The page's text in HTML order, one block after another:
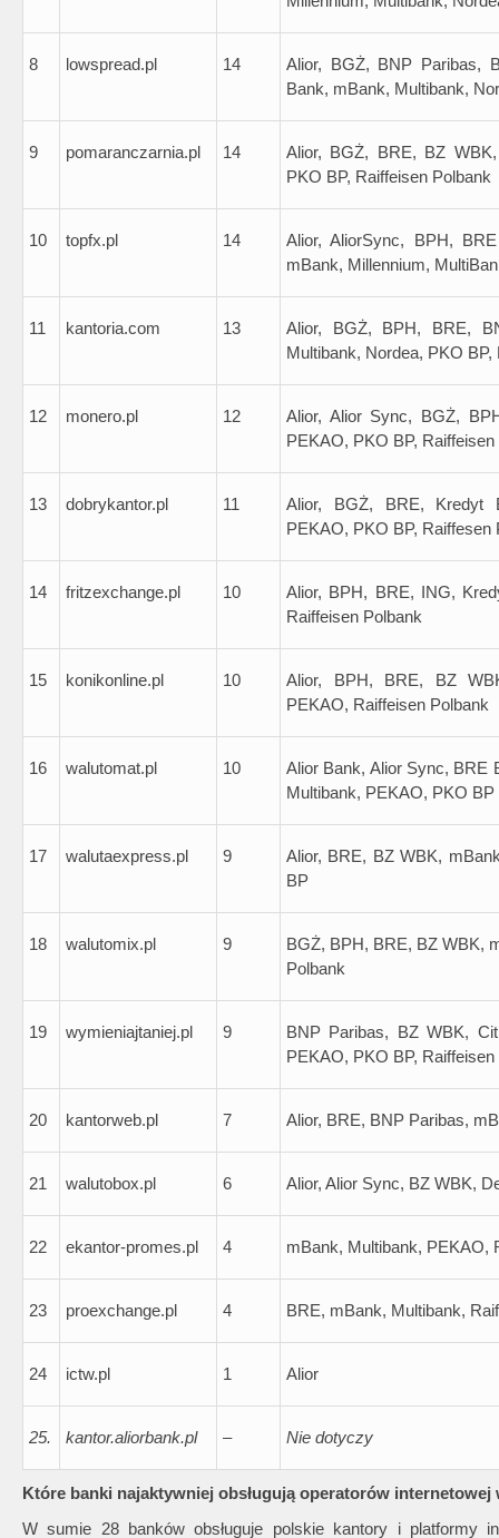
8 lowspread.pl 14
Alior, BGŻ, BNP Paribas,
Bank, mBank, Multibank,
9 pomaranczarnia.pl 14
Alior, BGŻ, BRE, BZ
PKO BP, Raiffeisen Polbank
10 topfx.pl 14
Alior, AliorSync, BPH,
mBank, Millennium,
11 kantoria.com 13
Alior, BGŻ, BPH, BRE,
Multibank, Nordea, PKO
12 monero.pl 12
Alior, Alior Sync, BGŻ,
PEKAO, PKO BP, Raiffeisen
13 dobrykantor.pl 11
Alior, BGŻ, BRE, Kredyt
PEKAO, PKO BP, Raiffesen
14 fritzexchange.pl 10
Alior, BPH, BRE, ING,
Raiffeisen Polbank
15 konikonline.pl 10
Alior, BPH, BRE, BZ
PEKAO, Raiffeisen Polbank
16 walutomat.pl 10
Alior Bank, Alior Sync, BRE
Multibank, PEKAO, PKO BP
17 walutaexpress.pl 9
Alior, BRE, BZ WBK,
BP
18 walutomix.pl 9
BGŻ, BPH, BRE, BZ WBK,
Polbank
19 wymieniajtaniej.pl 9
BNP Paribas, BZ WBK,
PEKAO, PKO BP, Raiffeisen
20 kantorweb.pl 7 Alior, BRE, BNP Paribas,
21 walutobox.pl 6 Alior, Alior Sync, BZ WBK,
22 ekantor-promes.pl 4 mBank, Multibank, PEKAO,
23 proexchange.pl 4 BRE, mBank, Multibank,
24 ictw.pl 1 Alior
25. kantor.aliorbank.pl – Nie dotyczy
Które banki najaktywniej obsługują operatorów internetowej
W sumie 28 banków obsługuje polskie kantory i platformy